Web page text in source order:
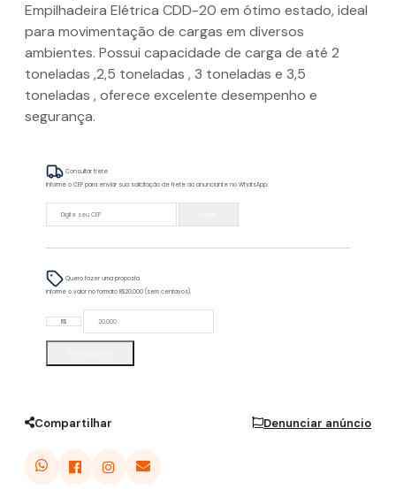
Empilhadeira Elétrica CDD-20 em ótimo estado, ideal
para movimentação de cargas em diversos
ambientes. Possui capacidade de carga de até 2
toneladas ,2,5 toneladas , 3 toneladas e 3,5
toneladas , oferece excelente desempenho e
segurança.
Consultar frete
Informe o CEP para enviar sua solicitação de frete ao anunciante no WhatsApp.
Quero fazer uma proposta
Informe o valor no formato R$20.000 (sem centavos).
R$
Compartilhar Denunciar anúncio